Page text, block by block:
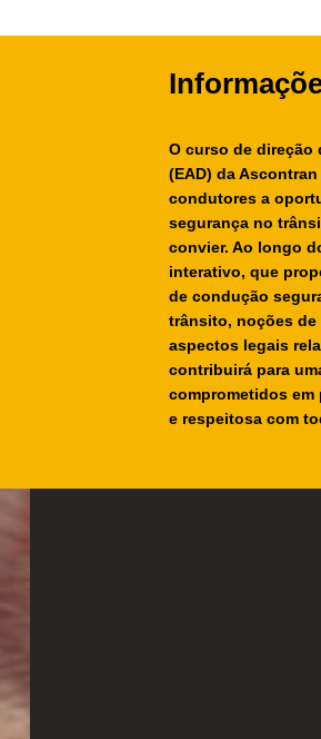
O curso de direção
(EAD) da
condutores a
segurança no
convier. Ao longo
interativo, que
de condução
trânsito, noções de
aspectos legais
contribuirá para
comprometidos em
e respeitosa com